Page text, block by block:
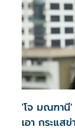
'โจ มณฑานี'
เอา กระแส